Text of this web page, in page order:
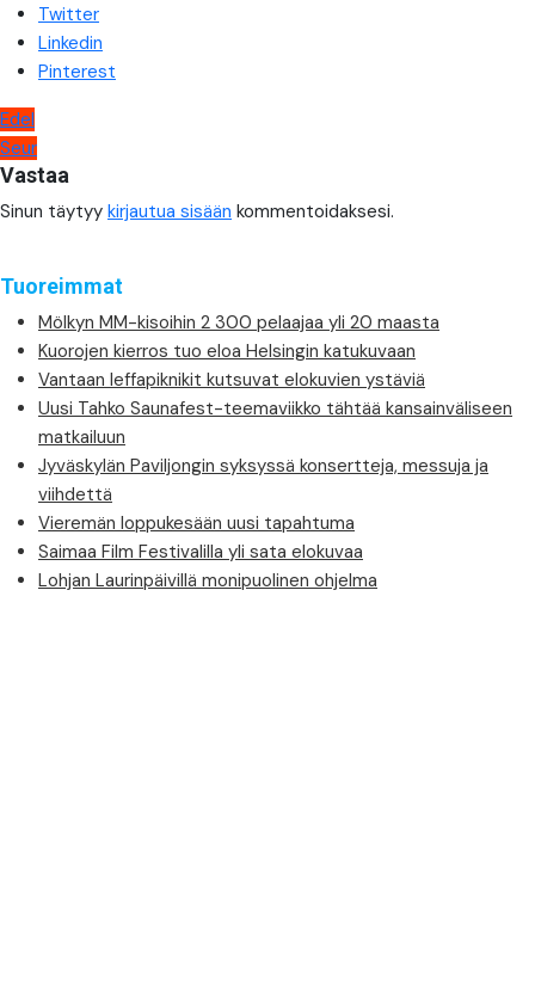
Twitter
Linkedin
Pinterest
Artikkelien
selaus
Edel
Seur
Vastaa
Sinun täytyy kirjautua sisään kommentoidaksesi.
Tuoreimmat
Mölkyn MM-kisoihin 2 300 pelaajaa yli 20 maasta
Kuorojen kierros tuo eloa Helsingin katukuvaan
Vantaan leffapiknikit kutsuvat elokuvien ystäviä
Uusi Tahko Saunafest-teemaviikko tähtää kansainväliseen
matkailuun
Jyväskylän Paviljongin syksyssä konsertteja, messuja ja
viihdettä
Vieremän loppukesään uusi tapahtuma
Saimaa Film Festivalilla yli sata elokuvaa
Lohjan Laurinpäivillä monipuolinen ohjelma